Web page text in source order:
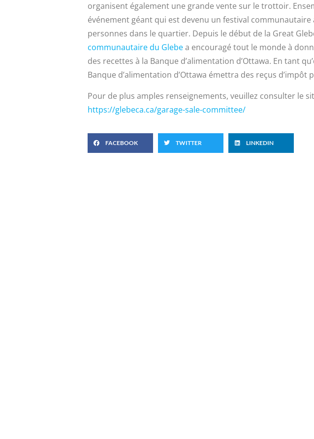
organisent également une grande vente sur le trottoir.
événement géant qui est devenu un festival
personnes dans le quartier. Depuis le début de la Great
communautaire du Glebea encouragé tout le monde à
des recettes à la Banque d’alimentation d’Ottawa. En tant
Banque d’alimentation d’Ottawa émettra des reçus d’impôt
Pour de plus amples renseignements, veuillez consulter le
https://glebeca.ca/garage-sale-committee/
FACEBOOK TWITTER LINKEDIN